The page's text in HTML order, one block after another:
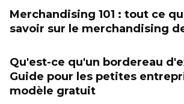
Merchandising 101 : tout ce
savoir sur le merchandising
Qu'est-ce qu'un bordereau
Guide pour les petites
modèle gratuit